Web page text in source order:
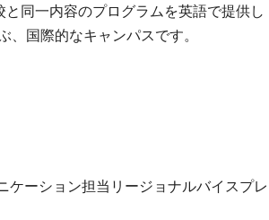
同一内容のプログラムを英語で提供し
国際的なキャンパスです。
ーション担当リージョナルバイスプレ